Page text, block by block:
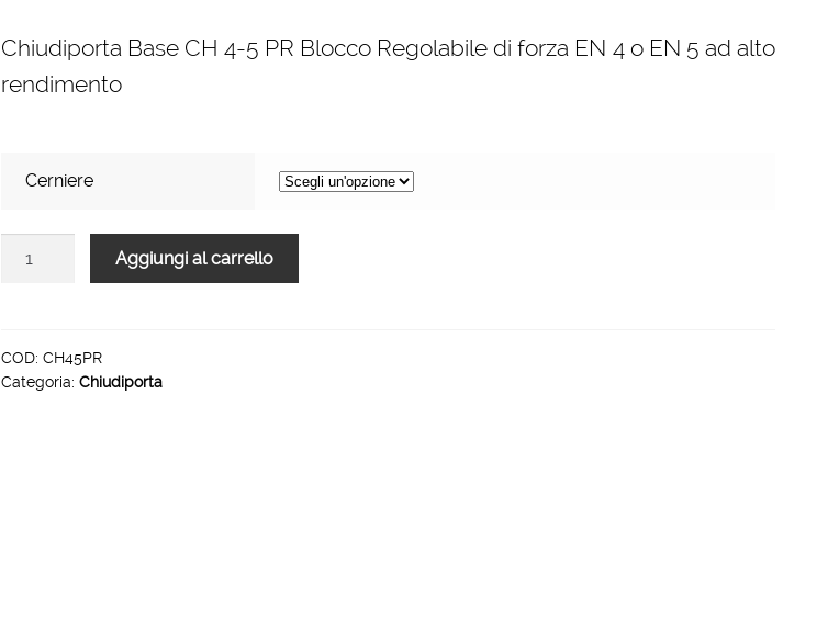
prezzo:
122,00 €
Chiudiporta Base CH 4-5 PR Blocco Regolabile di forza EN 4 o EN 5 ad alto
rendimento
Cerniere
5
PR
Aggiungi al carrello
COD: CH45PR
Categoria: Chiudiporta